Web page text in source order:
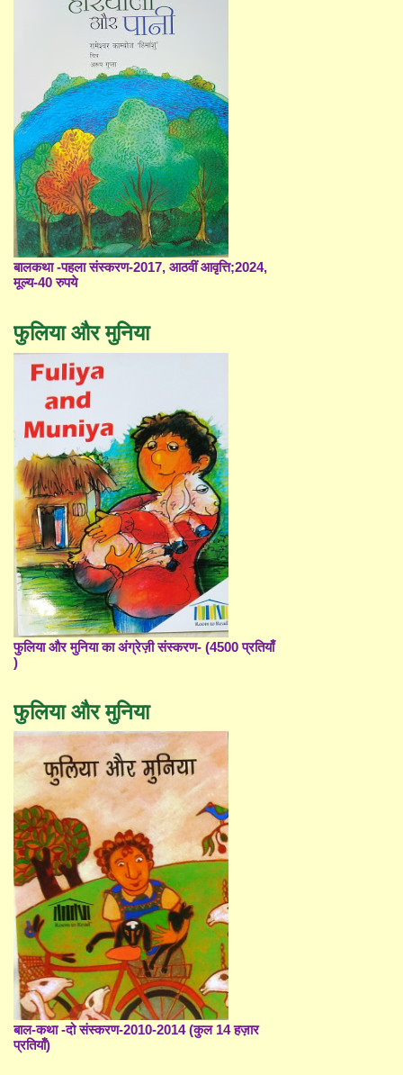
बालकथा -पहला संस्करण-2017, आठवीं आवृत्ति;2024,
मूल्य-40 रुपये
फुलिया और मुनिया
फुलिया और मुनिया का अंग्रेज़ी संस्करण- (4500 प्रतियाँ
)
फुलिया और मुनिया
बाल-कथा -दो संस्करण-2010-2014 (कुल 14 हज़ार
प्रतियाँ)